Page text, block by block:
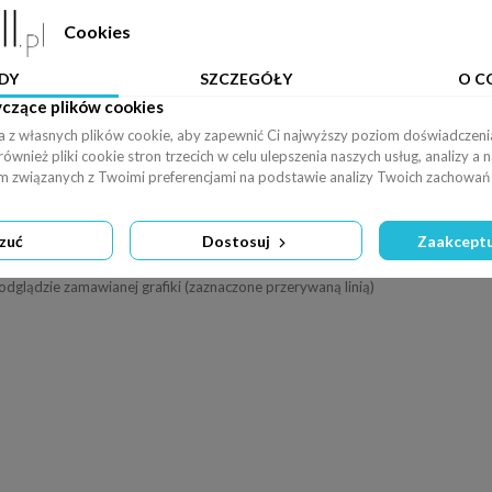
+
-
x:21cm y:0cm | (750,0) (3500,3500) (4250,3500)
89 dpi
Pobierz plik PDF Powiększ zdjęcie
Stock.
materiału, na którym ma być drukowana.
zamawianej grafiki (zaznaczone przerywaną linią)
Cookies
SZCZEGÓŁY O
plików cookies
z własnych plików cookie, aby zapewnić Ci najwyższy poziom
pliki cookie stron trzecich w celu ulepszenia naszych usług, analizy a
związanych z Twoimi preferencjami na podstawie analizy Twoich
Dostosuj